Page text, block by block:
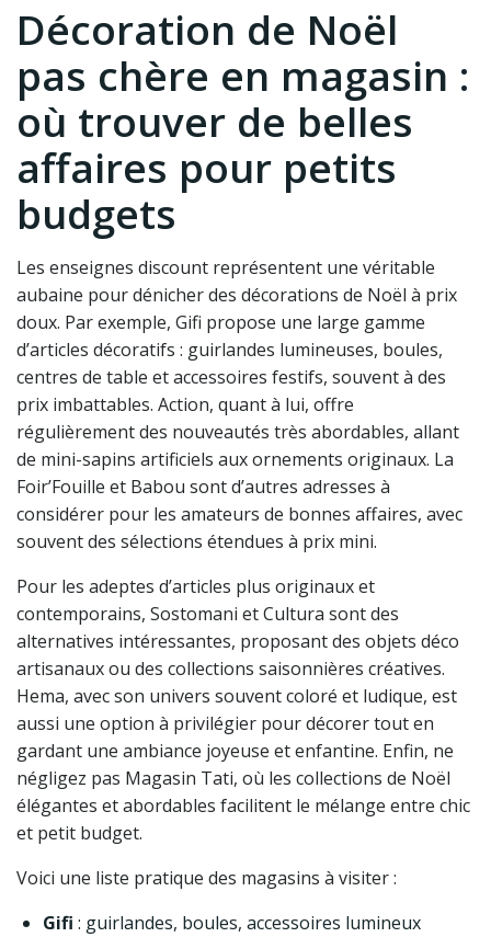
Décoration de Noël
pas chère en magasin :
où trouver de belles
affaires pour petits
budgets
Les enseignes discount représentent une véritable
aubaine pour dénicher des décorations de Noël à prix
doux. Par exemple, Gifi propose une large gamme
d’articles décoratifs : guirlandes lumineuses, boules,
centres de table et accessoires festifs, souvent à des
prix imbattables. Action, quant à lui, offre
régulièrement des nouveautés très abordables, allant
de mini-sapins artificiels aux ornements originaux. La
Foir’Fouille et Babou sont d’autres adresses à
considérer pour les amateurs de bonnes affaires, avec
souvent des sélections étendues à prix mini.
Pour les adeptes d’articles plus originaux et
contemporains, Sostomani et Cultura sont des
alternatives intéressantes, proposant des objets déco
artisanaux ou des collections saisonnières créatives.
Hema, avec son univers souvent coloré et ludique, est
aussi une option à privilégier pour décorer tout en
gardant une ambiance joyeuse et enfantine. Enfin, ne
négligez pas Magasin Tati, où les collections de Noël
élégantes et abordables facilitent le mélange entre chic
et petit budget.
Voici une liste pratique des magasins à visiter :
Gifi : guirlandes, boules, accessoires lumineux